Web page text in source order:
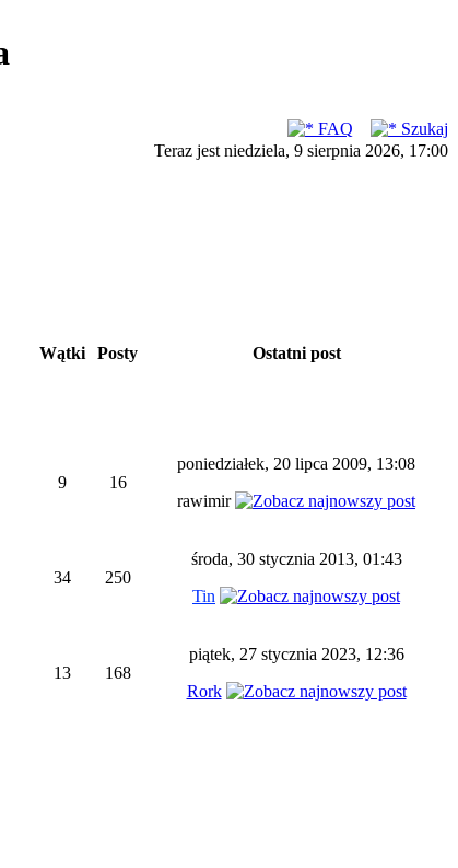
FAQ
Szukaj
Teraz jest niedziela, 9 sierpnia 2026, 17:00
Wątki Posty Ostatni post
9 16
poniedziałek, 20 lipca 2009, 13:08
rawimir
34 250
środa, 30 stycznia 2013, 01:43
Tin
13 168
piątek, 27 stycznia 2023, 12:36
Rork